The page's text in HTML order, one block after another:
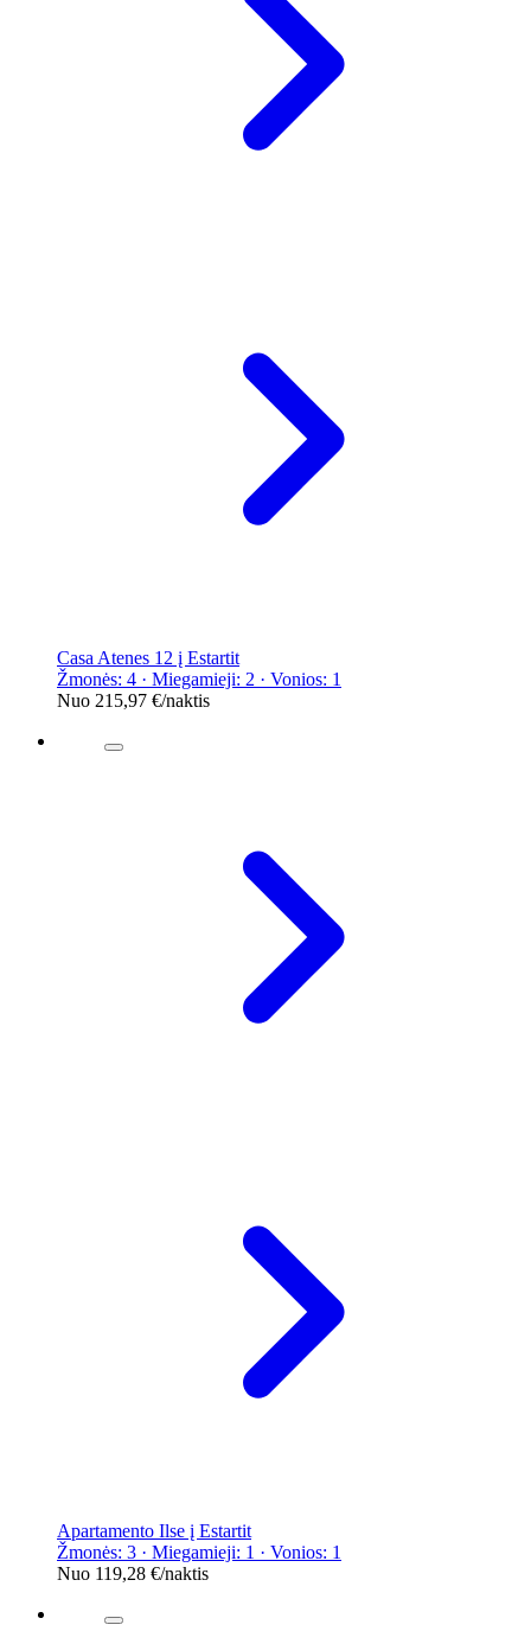
Casa Atenes 12 į Estartit
Žmonės: 4 · Miegamieji: 2 · Vonios: 1
Nuo 215,97 €/naktis
Apartamento Ilse į Estartit
Žmonės: 3 · Miegamieji: 1 · Vonios: 1
Nuo 119,28 €/naktis